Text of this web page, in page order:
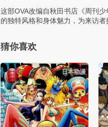
这部OVA改编自秋田书店《周刊
的独特风格和身体魅力，为来访
猜你喜欢
日本动漫